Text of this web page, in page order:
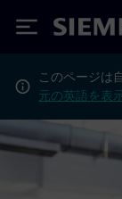
Siemens
このページは
元の英語を表